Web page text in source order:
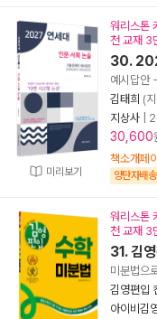
미리보기
워리스톤
천 교재 3
30.
예시답안-
김태희 (
지상사
30,600
책소개페
양탄자배송
워리스톤
천 교재 3
31. 김
미분법으
김영편입
아이비김